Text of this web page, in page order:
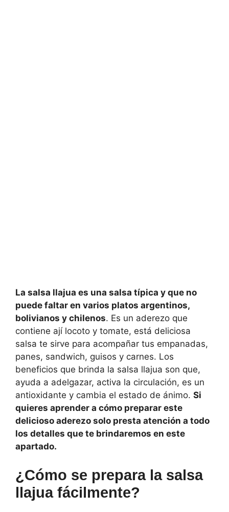
La salsa llajua es una salsa típica y que no
puede faltar en varios platos argentinos,
bolivianos y chilenos. Es un aderezo que
contiene ají locoto y tomate, está deliciosa
salsa te sirve para acompañar tus empanadas,
panes, sandwich, guisos y carnes. Los
beneficios que brinda la salsa llajua son que,
ayuda a adelgazar, activa la circulación, es un
antioxidante y cambia el estado de ánimo. Si
quieres aprender a cómo preparar este
delicioso aderezo solo presta atención a todo
los detalles que te brindaremos en este
apartado.
¿Cómo se prepara la salsa
llajua fácilmente?